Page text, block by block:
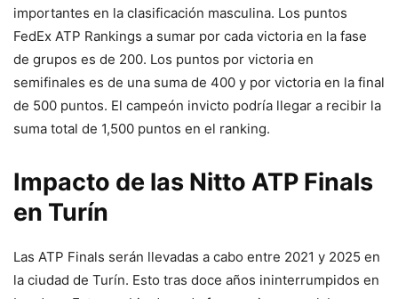
importantes en la clasificación masculina. Los puntos
FedEx ATP Rankings a sumar por cada victoria en la fase
de grupos es de 200. Los puntos por victoria en
semifinales es de una suma de 400 y por victoria en la final
de 500 puntos. El campeón invicto podría llegar a recibir la
suma total de 1,500 puntos en el ranking.
Impacto de las Nitto ATP Finals
en Turín
Las ATP Finals serán llevadas a cabo entre 2021 y 2025 en
la ciudad de Turín. Esto tras doce años ininterrumpidos en